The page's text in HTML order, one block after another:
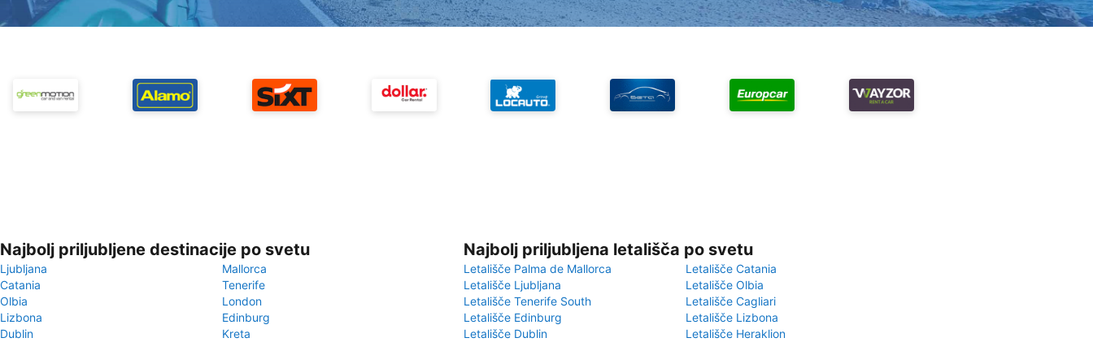
Najbolj priljubljene destinacije po svetu
Ljubljana
Mallorca
Catania
Tenerife
Olbia
London
Lizbona
Edinburg
Dublin
Kreta
Najbolj priljubljena letališča po svetu
Letališče Palma de Mallorca
Letališče Catania
Letališče Ljubljana
Letališče Olbia
Letališče Tenerife South
Letališče Cagliari
Letališče Edinburg
Letališče Lizbona
Letališče Dublin
Letališče Heraklion